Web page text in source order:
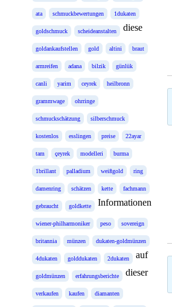
ata schmuckbewertungen 1dukaten
goldschmuck scheideanstalten
goldankaufstellen gold altini braut
armreifen adana bilzik günlük
canli yarim ceyrek heilbronn
grammwage ohrringe
schmuckschätzung silberschmuck
kostenlos esslingen preise 22ayar
tam çeyrek modelleri burma
1brillant palladium weißgold ring
damenring schätzen kette fachmann
gebraucht goldkette
wiener-philharmoniker peso sovereign
britannia münzen dukaten-goldmünzen
4dukaten golddukaten 2dukaten
goldmünzen erfahrungsberichte
verkaufen kaufen diamanten
diese
Informationen
auf
dieser